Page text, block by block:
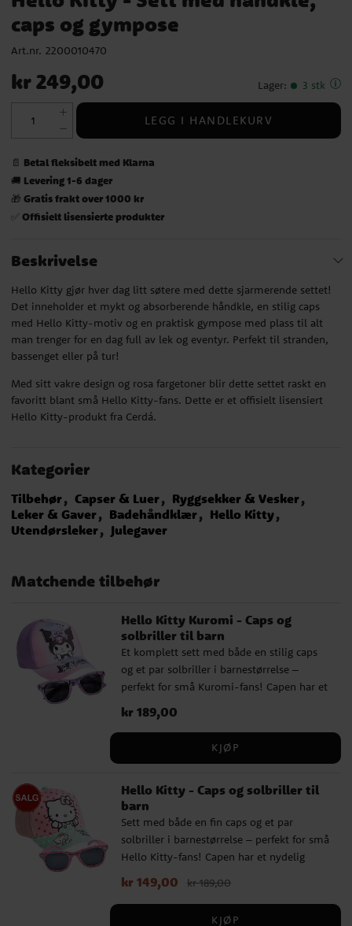
caps og gympose
Art.nr. 2200010470
Pris
:kr 249,00
kr 249,00 Lager: 3 stk
LEGG I HANDLEKURV
📄 Betal fleksibelt med Klarna
🚚 Levering 1-6 dager
🎁 Gratis frakt over 1000 kr
✅ Offisielt lisensierte produkter
Beskrivelse
Hello Kitty gjør hver dag litt søtere med dette sjarmerende settet!
Det inneholder et mykt og absorberende håndkle, en stilig caps
med Hello Kitty-motiv og en praktisk gympose med plass til alt
man trenger for en dag full av lek og eventyr. Perfekt til stranden,
bassenget eller på tur!
Med sitt vakre design og rosa fargetoner blir dette settet raskt en
favoritt blant små Hello Kitty-fans. Dette er et offisielt lisensiert
Hello Kitty-produkt fra Cerdá.
Kategorier
Tilbehør Capser & Luer
Ryggsekker & Vesker
Leker & Gaver
Badehåndklær
Hello Kitty
Utendørsleker
Julegaver
Matchende tilbehør
Hello Kitty Kuromi - Caps og
solbriller til barn
Et komplett sett med både en stilig caps
og et par solbriller i barnestørrelse –
perfekt for små Kuromi-fans! Capen har et
kult design med den rampete og
sjarmerende Kuromi, mens de matchende
solrike dager. Capsen har en omkrets på 53
den vanligvis passer for barn i alderen ca.
4 til 6 år. Solbrillene er laboratorietestet
og oppfyller følgende krav: I samsvar med
standarden EN ISO 12312-1:2023 og gir 100
% beskyttelse mot UV-stråler og solens
skadelige effekter (UV400). Klassifisering:
generell/hverdagsbruk. Filterkategori: 3.
Pris:kr 189,00
kr 189,00
KJØP
Hello Kitty - Caps og solbriller til
barn
Sett med både en fin caps og et par
solbriller i barnestørrelse – perfekt for små
Hello Kitty-fans! Capen har et nydelig
design med Hello Kitty, og de matchende
solbrillene gir både stil og beskyttelse på
Nåværende pris:kr 149,00
kr 149,00 kr 189,00
KJØP